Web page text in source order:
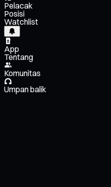
Pelacak
Posisi
Watchlist
App
Tentang
Komunitas
Umpan balik